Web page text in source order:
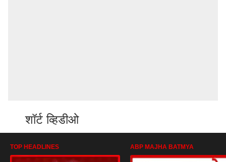
शॉर्ट व्हिडीओ
TOP HEADLINES ABP MAJHA BATMYA